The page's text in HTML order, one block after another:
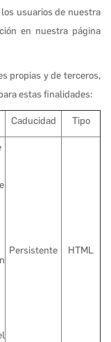
usuarios de nuestra
en nuestra página
propias y de terceros,
estas finalidades:
Caducidad Tipo
Persistente HTML